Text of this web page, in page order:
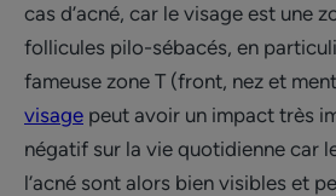
cas d’acné, car le visage est une
follicules pilo-sébacés, en
fameuse zone T (front, nez et
visage peut avoir un impact très
négatif sur la vie quotidienne car
l’acné sont alors bien visibles et